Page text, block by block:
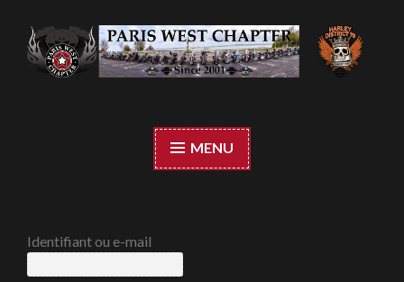
Accéder
au
contenu
MENU
Identifiant ou e-mail